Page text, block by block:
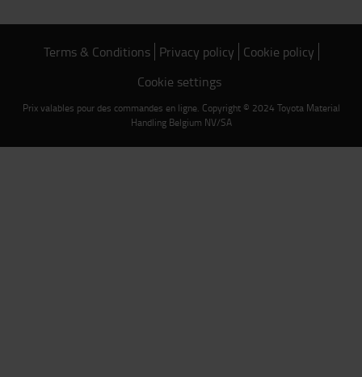
Terms & Conditions Privacy policy Cookie policy
Cookie settings
Prix valables pour des commandes en ligne. Copyright © 2024 Toyota Material
Handling Belgium NV/SA